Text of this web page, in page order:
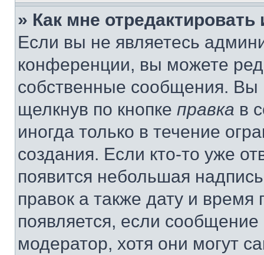
» Как мне
Если вы не являетесь
конференции, вы можете
собственные сообщения. Вы
щелкнув по кнопке правка в
иногда только в течение
создания. Если кто-то уже
появится небольшая
правок а также дату и
появляется, если
модератор, хотя они могут